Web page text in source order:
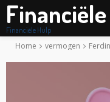
Financiële Hulp
Home vermogen